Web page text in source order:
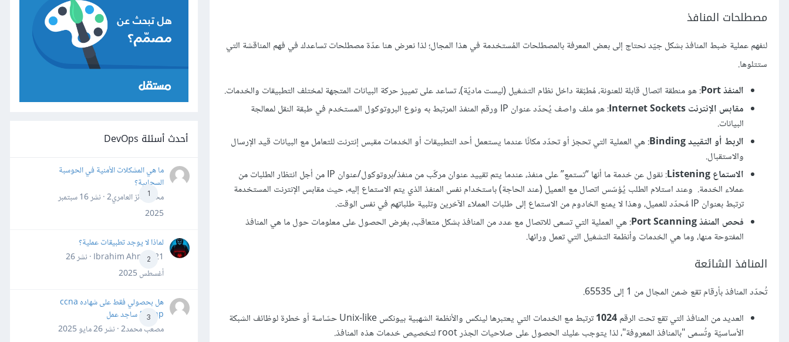
مصطلحات المنافذ
لنفهم عملية ضبط المنافذ بشكل جيّد نحتاج إلى بعض المعرفة بالمصطلحات المُستخدمة في هذا المجال؛ لذا نعرض هنا عدّة مصطلحات تساعدك في فهم المناقشة التي
ستتلوها.
المنفذ Port
: هو منطقة اتصال قابلة للعنونة، مُطبّقة داخل نظام التشغيل (ليست ماديّة)، تساعد على تمييز حركة البيانات المتجهة لمختلف التطبيقات والخدمات.
مقابس الإنترنت Internet Sockets
: هو ملف واصف يُحدّد عنوان IP ورقم المنفذ المرتبط به ونوع البروتوكول المستخدم في طبقة النقل لمعالجة
البيانات.
الربط أو التقييد Binding
: هي العملية التي تحجز أو تحدّد مكانًا عندما يستعمل أحد التطبيقات أو الخدمات مقبس إنترنت للتعامل مع البيانات قيد الإرسال
والاستقبال.
الاستماع Listening
: نقول عن خدمة ما أنها “تستمع” على منفذ، عندما يتم تقييد عنوان مركّب من منفذ/بروتوكول/عنوان IP من أجل انتظار الطلبات من
عملاء الخدمة. وعند استلام الطلب يُؤسّس اتصال مع العميل (عند الحاجة) باستخدام نفس المنفذ الذي يتم الاستماع إليه، حيث مقابس الإنترنت المستخدمة
ترتبط بعنوان IP مُحدّد للعميل، وهذا لا يمنع الخادوم من الاستماع إلى طلبات العملاء الآخرين وتلبية طلباتهم في نفس الوقت.
فحص المنفذ Port Scanning
: هي العملية التي تسعى للاتصال مع عدد من المنافذ بشكل متعاقب، بغرض الحصول على معلومات حول ما هي المنافذ
المفتوحة منها، وما هي الخدمات وأنظمة التشغيل التي تعمل ورائها.
المنافذ الشائعة
تُحدّد المنافذ بأرقام تقع ضمن المجال من 1 إلى 65535.
العديد من المنافذ التي تقع تحت الرقم1024
ترتبط مع الخدمات التي يعتبرها لينكس والأنظمة الشهبية بيونكس Unix-like حسّاسة أو خطرة لوظائف الشبكة
الأساسيّة وتُسمى "بالمنافذ المعروفة"، لذا يتوجب عليك الحصول على صلاحيات الجذر root لتخصيص خدمات هذه المنافذ.
أحدث أسئلة DevOps
1
ما هي المشكلات الأمنية في الحوسبة
السحابية؟
محمد فائز العامري2 · نشر
16 سبتمبر
2025
2
لماذا لا يوجد تطبيقات عملية؟
Ibrahim Ahmed21 · نشر
26
أغسطس 2025
3
هل بحصولي فقط على شهاده ccna
&ccnp ساجد عمل
مصعب محمد2 · نشر
26 مايو 2025